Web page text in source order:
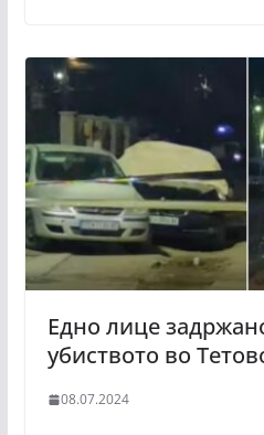
Едно лице
убиството во
08.07.2024